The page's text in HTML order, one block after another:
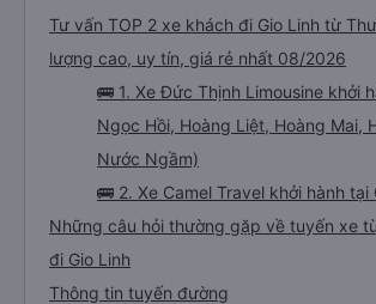
Tư vấn TOP 2 xe khách đi Gio Linh từ
lượng cao, uy tín, giá rẻ nhất 08/2026
🚌 1. Xe Đức Thịnh Limousine khởi
Ngọc Hồi, Hoàng Liệt, Hoàng Mai,
Nước Ngầm)
🚌 2. Xe Camel Travel khởi hành tại
Những câu hỏi thường gặp về tuyến xe
đi Gio Linh
Thông tin tuyến đường